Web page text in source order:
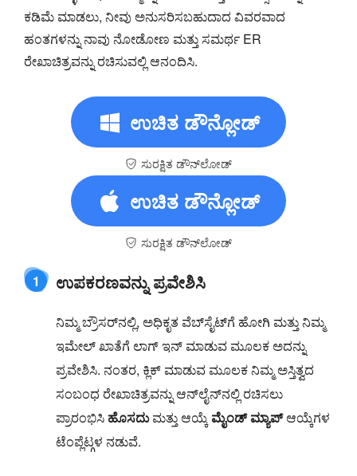
ಕಡಿಮೆ ಮಾಡಲು, ನೀವು ಅನುಸರಿಸಬಹುದಾದ ವಿವರವಾದ
ಹಂತಗಳನ್ನು ನಾವು ನೋಡೋಣ ಮತ್ತು ಸಮರ್ಥ ER
ರೇಖಾಚಿತ್ರವನ್ನು ರಚಿಸುವಲ್ಲಿ ಆನಂದಿಸಿ.
ಉಚಿತ ಡೌನ್ಲೋಡ್
ಸುರಕ್ಷಿತ ಡೌನ್‌ಲೋಡ್
ಉಚಿತ ಡೌನ್ಲೋಡ್
ಸುರಕ್ಷಿತ ಡೌನ್‌ಲೋಡ್
1 ಉಪಕರಣವನ್ನು ಪ್ರವೇಶಿಸಿ
ನಿಮ್ಮ ಬ್ರೌಸರ್‌ನಲ್ಲಿ, ಅಧಿಕೃತ ವೆಬ್‌ಸೈಟ್‌ಗೆ ಹೋಗಿ ಮತ್ತು ನಿಮ್ಮ
ಇಮೇಲ್ ಖಾತೆಗೆ ಲಾಗ್ ಇನ್ ಮಾಡುವ ಮೂಲಕ ಅದನ್ನು
ಪ್ರವೇಶಿಸಿ. ನಂತರ, ಕ್ಲಿಕ್ ಮಾಡುವ ಮೂಲಕ ನಿಮ್ಮ ಅಸ್ತಿತ್ವದ
ಸಂಬಂಧ ರೇಖಾಚಿತ್ರವನ್ನು ಆನ್‌ಲೈನ್‌ನಲ್ಲಿ ರಚಿಸಲು
ಪ್ರಾರಂಭಿಸಿ ಹೊಸದುಮತ್ತು ಆಯ್ಕೆ ಮೈಂಡ್ ಮ್ಯಾಪ್ಆಯ್ಕೆಗಳ
ಟೆಂಪ್ಲೆಟ್ಗಳ ನಡುವೆ.